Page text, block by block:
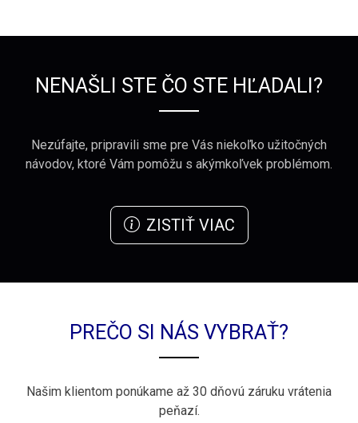
NENAŠLI STE ČO STE HĽADALI?
Nezúfajte, pripravili sme pre Vás niekoľko užitočných
návodov, ktoré Vám pomôžu s akýmkoľvek problémom.
ZISTIŤ VIAC
PREČO SI NÁS VYBRAŤ?
Našim klientom ponúkame až 30 dňovú záruku vrátenia
peňazí.